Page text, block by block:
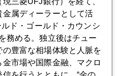
年
4月 5月 6月
10月 11月 12月
属ディーラーとして活
ド・ゴールド・カウンシ
務める。独立後はチュー
豊富な相場体験と人脈を
市場や国際金融、マクロ